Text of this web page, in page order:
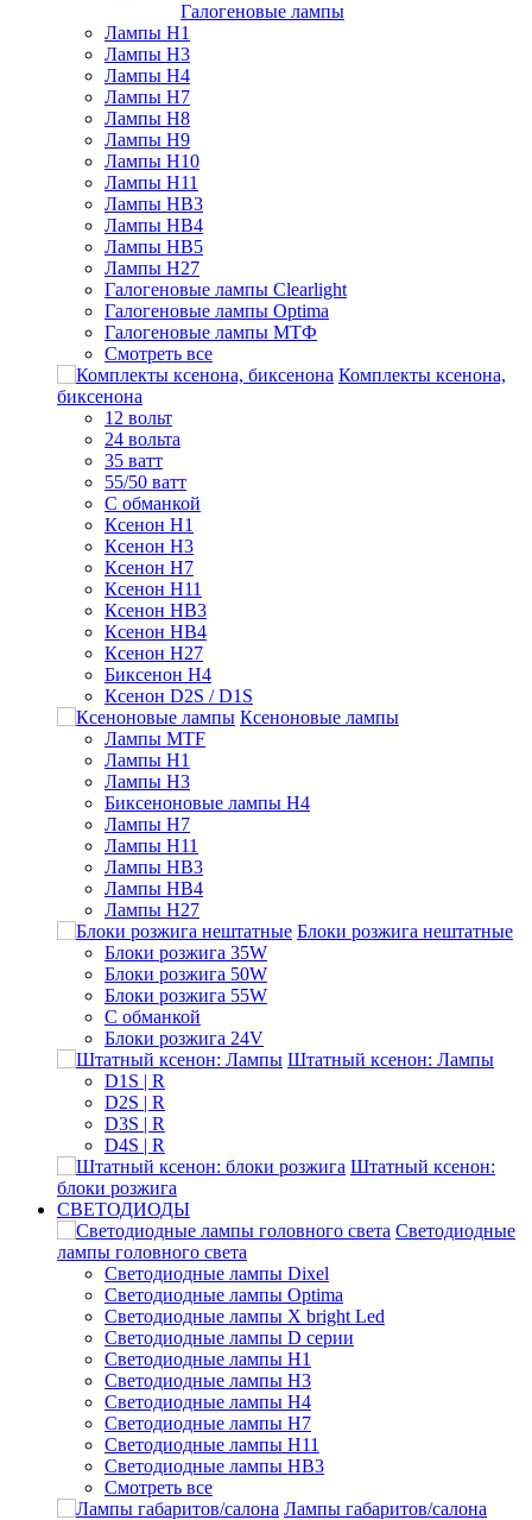
Галогеновые лампы
Лампы H1
Лампы H3
Лампы H4
Лампы H7
Лампы H8
Лампы H9
Лампы H10
Лампы H11
Лампы HB3
Лампы HB4
Лампы HB5
Лампы H27
Галогеновые лампы Clearlight
Галогеновые лампы Optima
Галогеновые лампы МТФ
Смотреть все
Комплекты ксенона,
биксенона
12 вольт
24 вольта
35 ватт
55/50 ватт
С обманкой
Ксенон H1
Ксенон H3
Ксенон H7
Ксенон H11
Ксенон HB3
Ксенон HB4
Ксенон H27
Биксенон H4
Ксенон D2S / D1S
Ксеноновые лампы
Лампы MTF
Лампы H1
Лампы H3
Биксеноновые лампы H4
Лампы H7
Лампы H11
Лампы HB3
Лампы HB4
Лампы H27
Блоки розжига нештатные
Блоки розжига 35W
Блоки розжига 50W
Блоки розжига 55W
С обманкой
Блоки розжига 24V
Штатный ксенон: Лампы
D1S | R
D2S | R
D3S | R
D4S | R
Штатный ксенон:
блоки розжига
СВЕТОДИОДЫ
Светодиодные
лампы головного света
Светодиодные лампы Dixel
Светодиодные лампы Optima
Светодиодные лампы X bright Led
Светодиодные лампы D серии
Светодиодные лампы H1
Светодиодные лампы H3
Светодиодные лампы H4
Светодиодные лампы H7
Светодиодные лампы H11
Светодиодные лампы HB3
Смотреть все
Лампы габаритов/салона